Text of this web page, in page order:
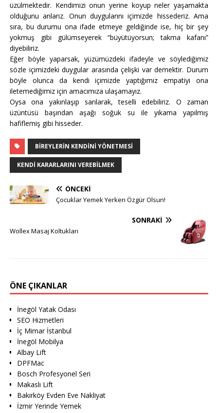
üzülmektedir. Kendimizi onun yerine koyup neler yaşamakta
olduğunu anlarız. Onun duygularını içimizde hissederiz. Ama
sıra, bu durumu ona ifade etmeye geldiğinde ise, hiç bir şey
yokmuş gibi gülümseyerek “büyütüyorsun; takma kafanı”
diyebiliriz.
Eğer böyle yaparsak, yüzümüzdeki ifadeyle ve söylediğimiz
sözle içimizdeki duygular arasında çelişki var demektir. Durum
böyle olunca da kendi içimizde yaptığımız empatiyi ona
iletemediğimiz için amacımıza ulaşamayız.
Oysa ona yakınlaşıp sarılarak, teselli edebiliriz. O zaman
üzüntüsü başından aşağı soğuk su ile yıkama yapılmış
hafiflemiş gibi hisseder.
BIREYLERIN KENDINI YÖNETMESI
KENDI KARARLARINI VEREBILMEK
ÖNCEKI
Çocuklar Yemek Yerken Özgür Olsun!
SONRAKI
Wollex Masaj Koltukları
ÖNE ÇIKANLAR
İnegöl Yatak Odası
SEO Hizmetleri
İç Mimar İstanbul
İnegöl Mobilya
Albay Lift
DPFMac
Bosch Profesyonel Seri
Makaslı Lift
Bakırköy Evden Eve Nakliyat
İzmir Yerinde Yemek